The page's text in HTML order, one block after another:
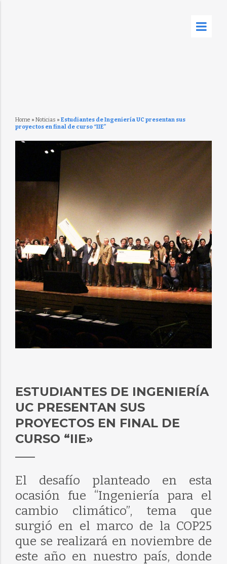
Home » Noticias » Estudiantes de Ingeniería UC presentan sus
proyectos en final de curso “IIE”
ESTUDIANTES DE INGENIERÍA
UC PRESENTAN SUS
PROYECTOS EN FINAL DE
CURSO “IIE»
El desafío planteado en esta
ocasión fue “Ingeniería para el
cambio climático”, tema que
surgió en el marco de la COP25
que se realizará en noviembre de
este año en nuestro país, donde